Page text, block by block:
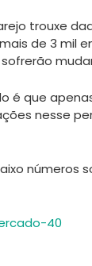
trouxe
de 3 mil
é que
nesse
números